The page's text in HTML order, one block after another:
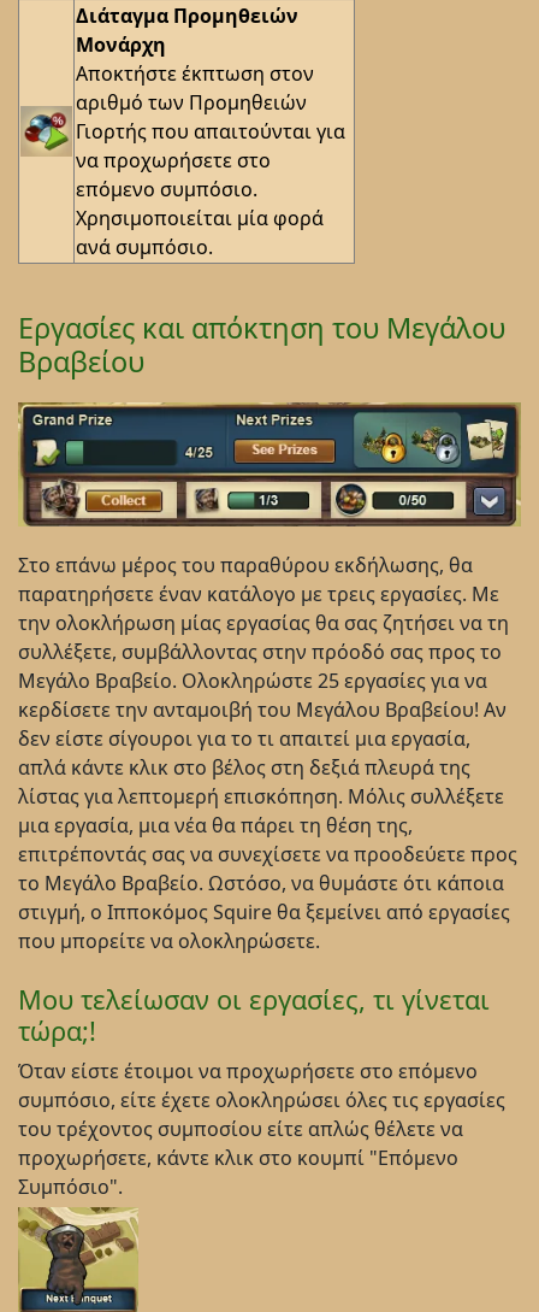
Διάταγμα Προμηθειών
Μονάρχη
Αποκτήστε έκπτωση στον
αριθμό των Προμηθειών
Γιορτής που απαιτούνται για
να προχωρήσετε στο
επόμενο συμπόσιο.
Χρησιμοποιείται μία φορά
ανά συμπόσιο.
Εργασίες και απόκτηση του Μεγάλου
Βραβείου
Στο επάνω μέρος του παραθύρου εκδήλωσης, θα
παρατηρήσετε έναν κατάλογο με τρεις εργασίες. Με
την ολοκλήρωση μίας εργασίας θα σας ζητήσει να τη
συλλέξετε, συμβάλλοντας στην πρόοδό σας προς το
Μεγάλο Βραβείο. Ολοκληρώστε 25 εργασίες για να
κερδίσετε την ανταμοιβή του Μεγάλου Βραβείου! Αν
δεν είστε σίγουροι για το τι απαιτεί μια εργασία,
απλά κάντε κλικ στο βέλος στη δεξιά πλευρά της
λίστας για λεπτομερή επισκόπηση. Μόλις συλλέξετε
μια εργασία, μια νέα θα πάρει τη θέση της,
επιτρέποντάς σας να συνεχίσετε να προοδεύετε προς
το Μεγάλο Βραβείο. Ωστόσο, να θυμάστε ότι κάποια
στιγμή, ο Ιπποκόμος Squire θα ξεμείνει από εργασίες
που μπορείτε να ολοκληρώσετε.
Μου τελείωσαν οι εργασίες, τι γίνεται
τώρα;!
Όταν είστε έτοιμοι να προχωρήσετε στο επόμενο
συμπόσιο, είτε έχετε ολοκληρώσει όλες τις εργασίες
του τρέχοντος συμποσίου είτε απλώς θέλετε να
προχωρήσετε, κάντε κλικ στο κουμπί "Επόμενο
Συμπόσιο".